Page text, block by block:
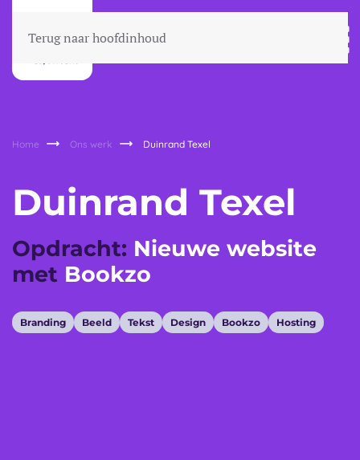
Terug naar hoofdinhoud
Home Ons werk Duinrand Texel
Duinrand Texel
Opdracht: Nieuwe website
met Bookzo
Branding Beeld Tekst Design Bookzo Hosting